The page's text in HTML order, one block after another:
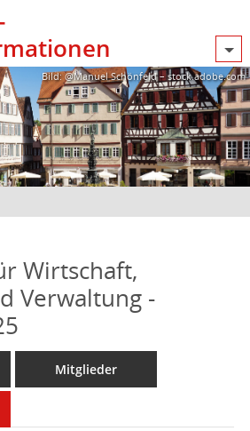
Bild: @Manuel Schönfeld – stock.adobe.com
Wirtschaft,
Verwaltung -
Mitglieder